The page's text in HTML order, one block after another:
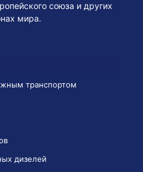
союза и других
мира.
транспортом
дизелей